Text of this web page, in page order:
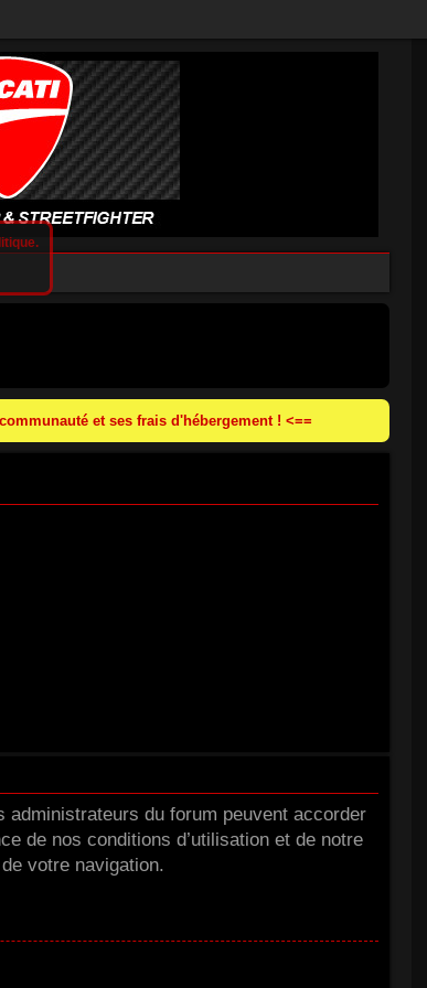
et ses frais d'hébergement ! <==
administrateurs du forum peuvent accorder
de nos conditions d’utilisation et de notre
votre navigation.